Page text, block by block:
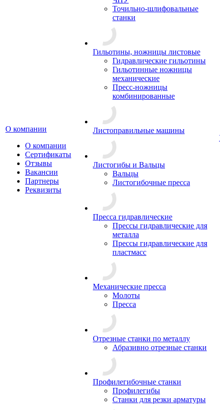
О компании
О компании
Сертификаты
Отзывы
Вакансии
Партнеры
Реквизиты
Точильно-шлифовальные
станки
Гильотины, ножницы листовые
Гидравлические гильотины
Гильотинные ножницы
механические
Пресс-ножницы
комбинированные
Листоправильные машины
Листогибы и Вальцы
Вальцы
Листогибочные пресса
Пресса гидравлические
Прессы гидравлические для
металла
Прессы гидравлические для
пластмасс
Механические пресса
Молоты
Пресса
Отрезные станки по металлу
Абразивно отрезные станки
Профилегибочные станки
Профилегибы
Станки для резки арматуры